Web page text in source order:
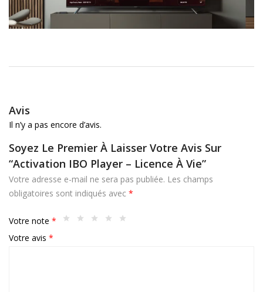
Avis
Il n’y a pas encore d’avis.
Soyez Le Premier À Laisser Votre Avis Sur
“Activation IBO Player – Licence À Vie”
Votre adresse e-mail ne sera pas publiée. Les champs
obligatoires sont indiqués avec *
Votre note *
Votre avis *